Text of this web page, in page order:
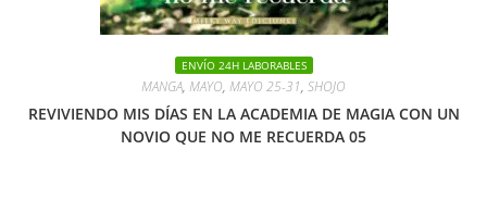
ENVÍO 24H LABORABLES
MANGA, MAYO, MAYO 25-31, SHOJO
REVIVIENDO MIS DÍAS EN LA ACADEMIA DE MAGIA CON UN
NOVIO QUE NO ME RECUERDA 05